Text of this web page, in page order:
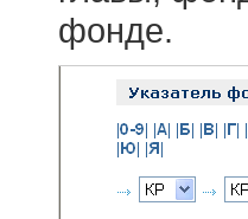
фонде.